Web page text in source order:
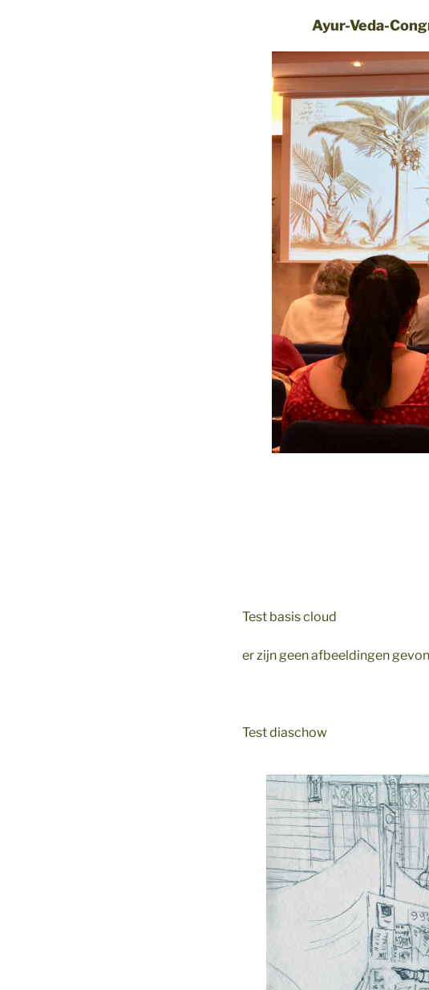
Ayur-Veda-
Test basis cloud
er zijn geen afbeeldingen
Test diaschow